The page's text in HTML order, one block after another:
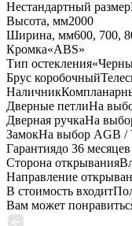
Нестандартный размер
Высота, мм2000
Ширина, мм600, 700,
Кромка«ABS»
Тип остекления
Брус коробочный
Наличник
Дверные петлиНа
Дверная ручкаНа
ЗамокНа выбор AGB /
Гарантиядо 36 месяцев
Сторона открывания
Направление
В стоимость входит
Вам может